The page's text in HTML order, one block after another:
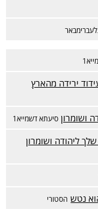
ירידה מהארץ
ושומרון סיעתא דשמייא1
ליהודה ושומרון
נטש הסטורי